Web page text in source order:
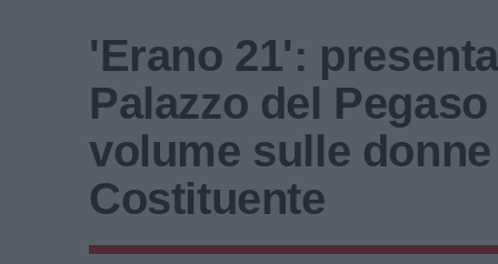
'Erano 21':
Palazzo del
volume sulle
Costituente